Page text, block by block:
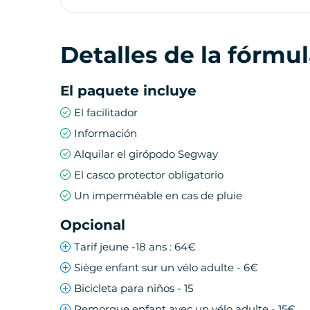
centro de la ciudad.
Volveremos por la plaza de Terreaux y luego
Detalles de la
El paquete incluye
El facilitador
Información
Alquilar el girópodo Segway
El casco protector obligatorio
Un imperméable en cas de pluie
Opcional
Tarif jeune -18 ans : 64€
Siège enfant sur un vélo adulte - 6€
Bicicleta para niños - 15